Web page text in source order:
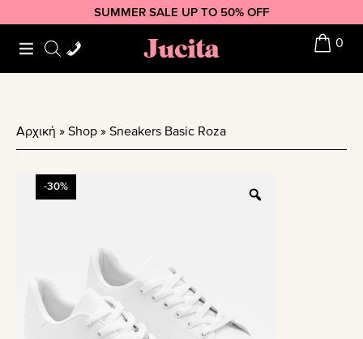
to
primary
to
main
to
footer
SUMMER SALE UP TO 50% OFF
Jucita 0
Αρχική » Shop » Sneakers Basic Roza
-30%